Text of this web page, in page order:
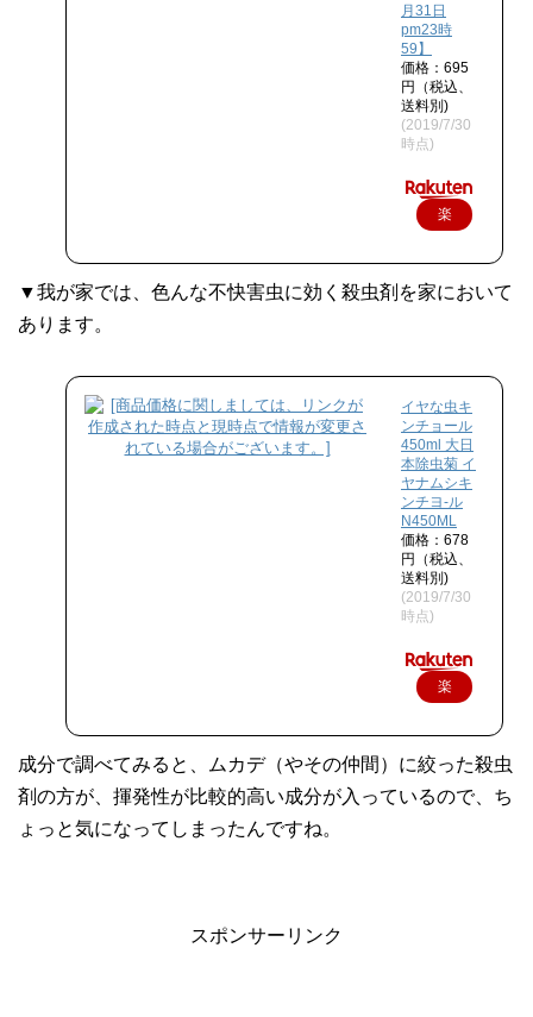
月31日
pm23時
59】
価格：695
円（税込、
送料別)
(2019/7/30
時点)
楽
▼我が家では、色んな不快害虫に効く殺虫剤を家において
あります。
イヤな虫キ
ンチョール
450ml 大日
本除虫菊 イ
ヤナムシキ
ンチヨ-ル
N450ML
価格：678
円（税込、
送料別)
(2019/7/30
時点)
楽
成分で調べてみると、ムカデ（やその仲間）に絞った殺虫
剤の方が、揮発性が比較的高い成分が入っているので、ち
ょっと気になってしまったんですね。
スポンサーリンク